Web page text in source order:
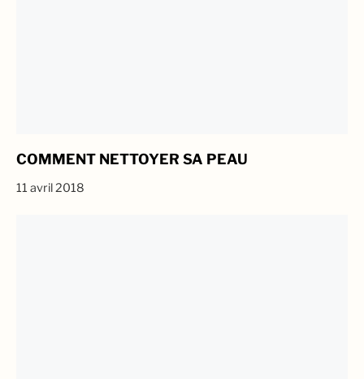
COMMENT NETTOYER SA PEAU
11 avril 2018